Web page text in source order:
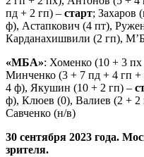
пд + 2 гп) – старт; Захаров
ф), Астапкович (4 пт),
Карданахишвили (2 гп),
«МБА»: Хоменко (10 + 3
Минченко (3 + 7 пд + 4 гп
4 ф), Якушин (10 + 2 гп) –
ф), Клюев (0), Валиев (2 +
Савченко (н/в)
30 сентября 2023 года.
зрителя.